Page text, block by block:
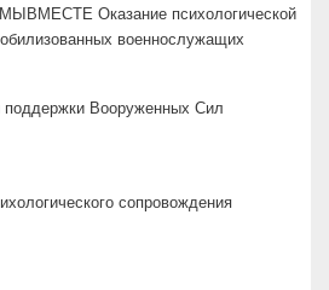
Оказание психологической
военнослужащих
поддержки Вооруженных Сил
сопровождения